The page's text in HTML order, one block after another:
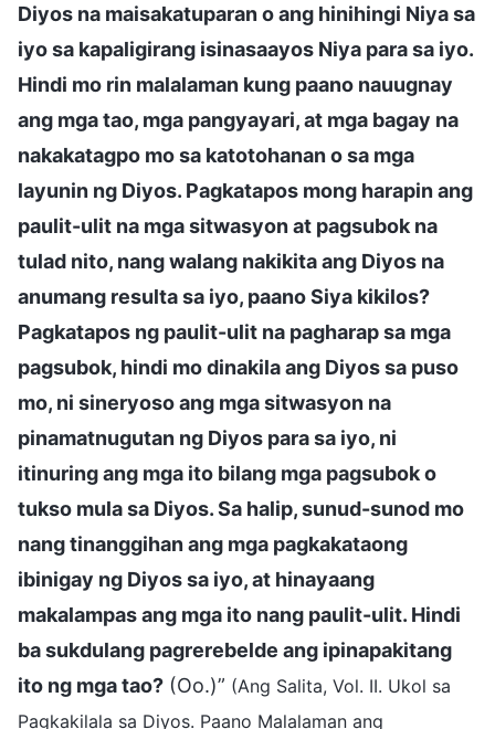
Diyos na maisakatuparan o ang hinihingi Niya sa
iyo sa kapaligirang isinasaayos Niya para sa iyo.
Hindi mo rin malalaman kung paano nauugnay
ang mga tao, mga pangyayari, at mga bagay na
nakakatagpo mo sa katotohanan o sa mga
layunin ng Diyos. Pagkatapos mong harapin ang
paulit-ulit na mga sitwasyon at pagsubok na
tulad nito, nang walang nakikita ang Diyos na
anumang resulta sa iyo, paano Siya kikilos?
Pagkatapos ng paulit-ulit na pagharap sa mga
pagsubok, hindi mo dinakila ang Diyos sa puso
mo, ni sineryoso ang mga sitwasyon na
pinamatnugutan ng Diyos para sa iyo, ni
itinuring ang mga ito bilang mga pagsubok o
tukso mula sa Diyos. Sa halip, sunud-sunod mo
nang tinanggihan ang mga pagkakataong
ibinigay ng Diyos sa iyo, at hinayaang
makalampas ang mga ito nang paulit-ulit. Hindi
ba sukdulang pagrerebelde ang ipinapakitang
ito ng mga tao? (Oo.)” (Ang Salita, Vol. II. Ukol sa
Pagkakilala sa Diyos. Paano Malalaman ang